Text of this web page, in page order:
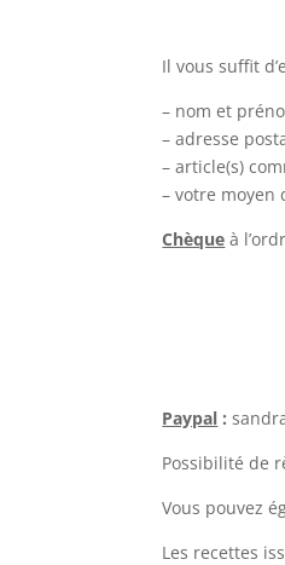
Il vous suffit
– nom et
– adresse
– article(s)
– votre moyen
Chèque à
Paypal :
Possibilité de
Vous pouvez
Les recettes